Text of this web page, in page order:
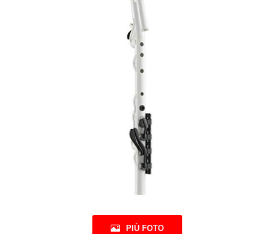
PIÙ FOTO